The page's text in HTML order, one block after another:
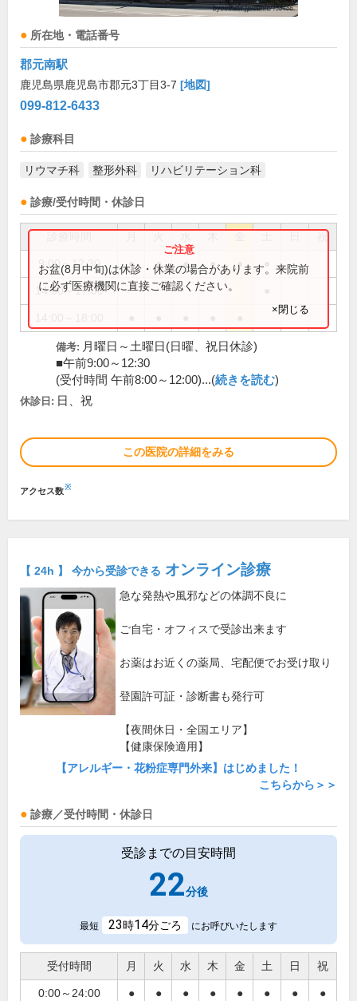
所在地・電話番号
郡元南駅
鹿児島県鹿児島市郡元3丁目3-7 [地図]
099-812-6433
診療科目
リウマチ科 整形外科 リハビリテーション科
診療/受付時間・休診日
祝
9:00～12:30 ● ● ● ● ●
14:00～17:00
お盆(8月中旬)は休診・休業の場合があります。来院前
に必ず医療機関に直接ご確認ください。
×閉じる
備考: 月曜日～土曜日(日曜、祝日休診)
■午前9:00～12:30
(受付時間 午前8:00～12:00)...(続きを読む)
休診日: 日、祝
この医院の詳細をみる
アクセス数※
【 24h 】 今から受診できる オンライン診療
急な発熱や風邪などの体調不良に
ご自宅・オフィスで受診出来ます
お薬はお近くの薬局、宅配便でお受け取り
登園許可証・診断書も発行可
【夜間休日・全国エリア】
【健康保険適用】
【アレルギー・花粉症専門外来】はじめました！
こちらから＞＞
診療／受付時間・休診日
受診までの目安時間
22分後
最短 23時14分ごろ にお呼びいたします
受付時間 月 火 水 木 金 土 日 祝
0:00～24:00 ● ● ● ● ● ● ● ●